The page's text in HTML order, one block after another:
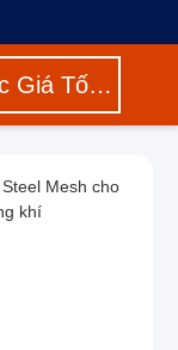
Nhận Được Giá Tốt Nhất
Mesh cho
khí